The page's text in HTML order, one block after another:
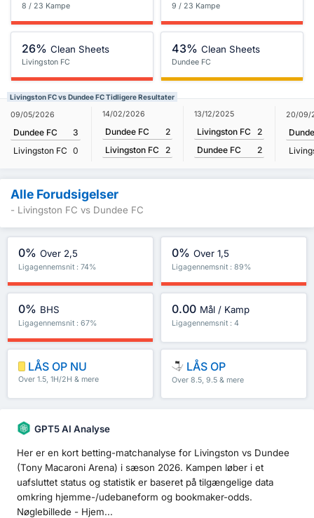
8 / 23 Kampe 9 / 23 Kampe
26% Clean Sheets
Livingston FC
43% Clean Sheets
Dundee FC
Livingston FC vs Dundee FC Tidligere Resultater
09/05/2026
Dundee FC
3
Livingston FC 0
14/02/2026
Dundee FC
2
Livingston FC
2
13/12/2025
Livingston FC
2
Dundee FC
2
20/09/
Alle Forudsigelser
- Livingston FC vs Dundee FC
0% Over 2,5
Ligagennemsnit : 74%
0% Over 1,5
Ligagennemsnit : 89%
0% BHS
Ligagennemsnit : 67%
0.00 Mål / Kamp
Ligagennemsnit : 4
LÅS OP NU
Over 1.5, 1H/2H & mere
LÅS OP
Over 8.5, 9.5 & mere
GPT5 AI Analyse
Her er en kort betting-matchanalyse for Livingston vs Dundee
(Tony Macaroni Arena) i sæson 2026. Kampen løber i et
uafsluttet status og statistik er baseret på tilgængelige data
omkring hjemme-/udebaneform og bookmaker-odds.
Nøglebillede - Hjem...